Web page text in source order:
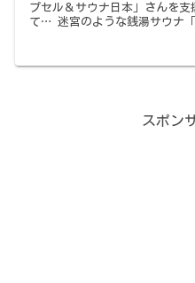
プセル＆サウナ日本」さんを
て… 迷宮のような銭湯サウナ「
スポン